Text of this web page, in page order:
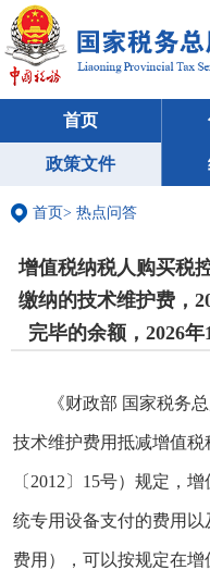
首页
政策文件
首页> 热点问答
增值税纳税人购买税
缴纳的技术维护费，
完毕的余额，2026
《财政部 国家税务
技术维护费用抵减增值
〔2012〕15号）规定，
统专用设备支付的费用
费用），可以按规定在增